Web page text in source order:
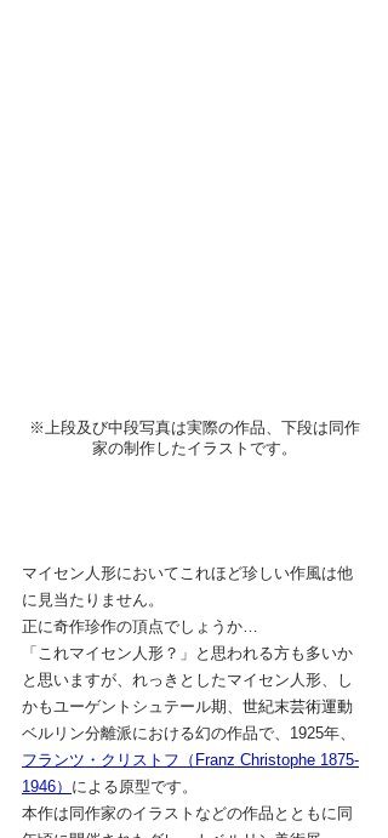
※上段及び中段写真は実際の作品、下段は同作
家の制作したイラストです。
マイセン人形においてこれほど珍しい作風は他
に見当たりません。
正に奇作珍作の頂点でしょうか…
「これマイセン人形？」と思われる方も多いか
と思いますが、れっきとしたマイセン人形、し
かもユーゲントシュテール期、 世紀末芸術運動
ベルリン分離派における幻の作品で、1925年、
フランツ・クリストフ（Franz Christophe 1875-
1946） による原型です。
本作は同作家のイラストなどの作品とともに同